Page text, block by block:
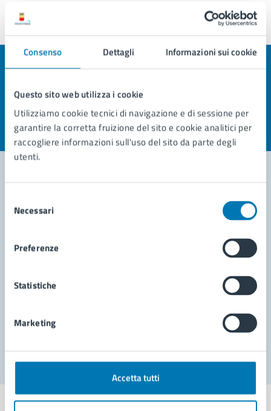
Consenso Dettagli Informazioni sui cookie
Questo sito web utilizza i cookie
Utilizziamo cookie tecnici di navigazione e di sessione per
garantire la corretta fruizione del sito e cookie analitici per
raccogliere informazioni sull'uso del sito da parte degli
utenti.
delNecessari
Preferenze
Statistiche
Marketing
Accetta tutti
pagina?
Valuta la chiarezza delle informazioni (da 1 a 5 stelle)
Seleziona il numero di stelle per valutare la chiarezza delle
Valuta 5 stelle su 5
Valuta 4 stelle su 5
Valuta 3 stelle su 5
Valuta 2 stelle su 5
Valuta 1 stelle su 5
Contatta il comune
Richiedi assistenza
Segnala disservizio